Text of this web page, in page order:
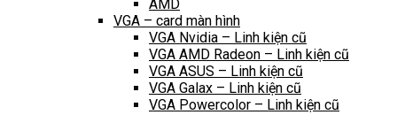
AMD
VGA – card màn hình
VGA Nvidia – Linh kiện cũ
VGA AMD Radeon – Linh kiện cũ
VGA ASUS – Linh kiện cũ
VGA Galax – Linh kiện cũ
VGA Powercolor – Linh kiện cũ